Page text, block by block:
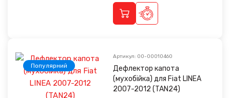
Популярний
Артикул: 00-00010460
Дефлектор капота
(мухобійка) для Fiat LINEA
2007-2012 (TAN24)